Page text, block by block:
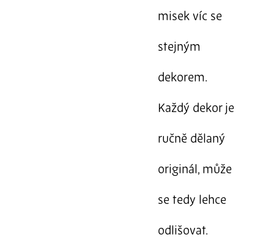
misek víc se
stejným
dekorem.
Každý dekor je
ručně dělaný
originál, může
se tedy lehce
odlišovat.